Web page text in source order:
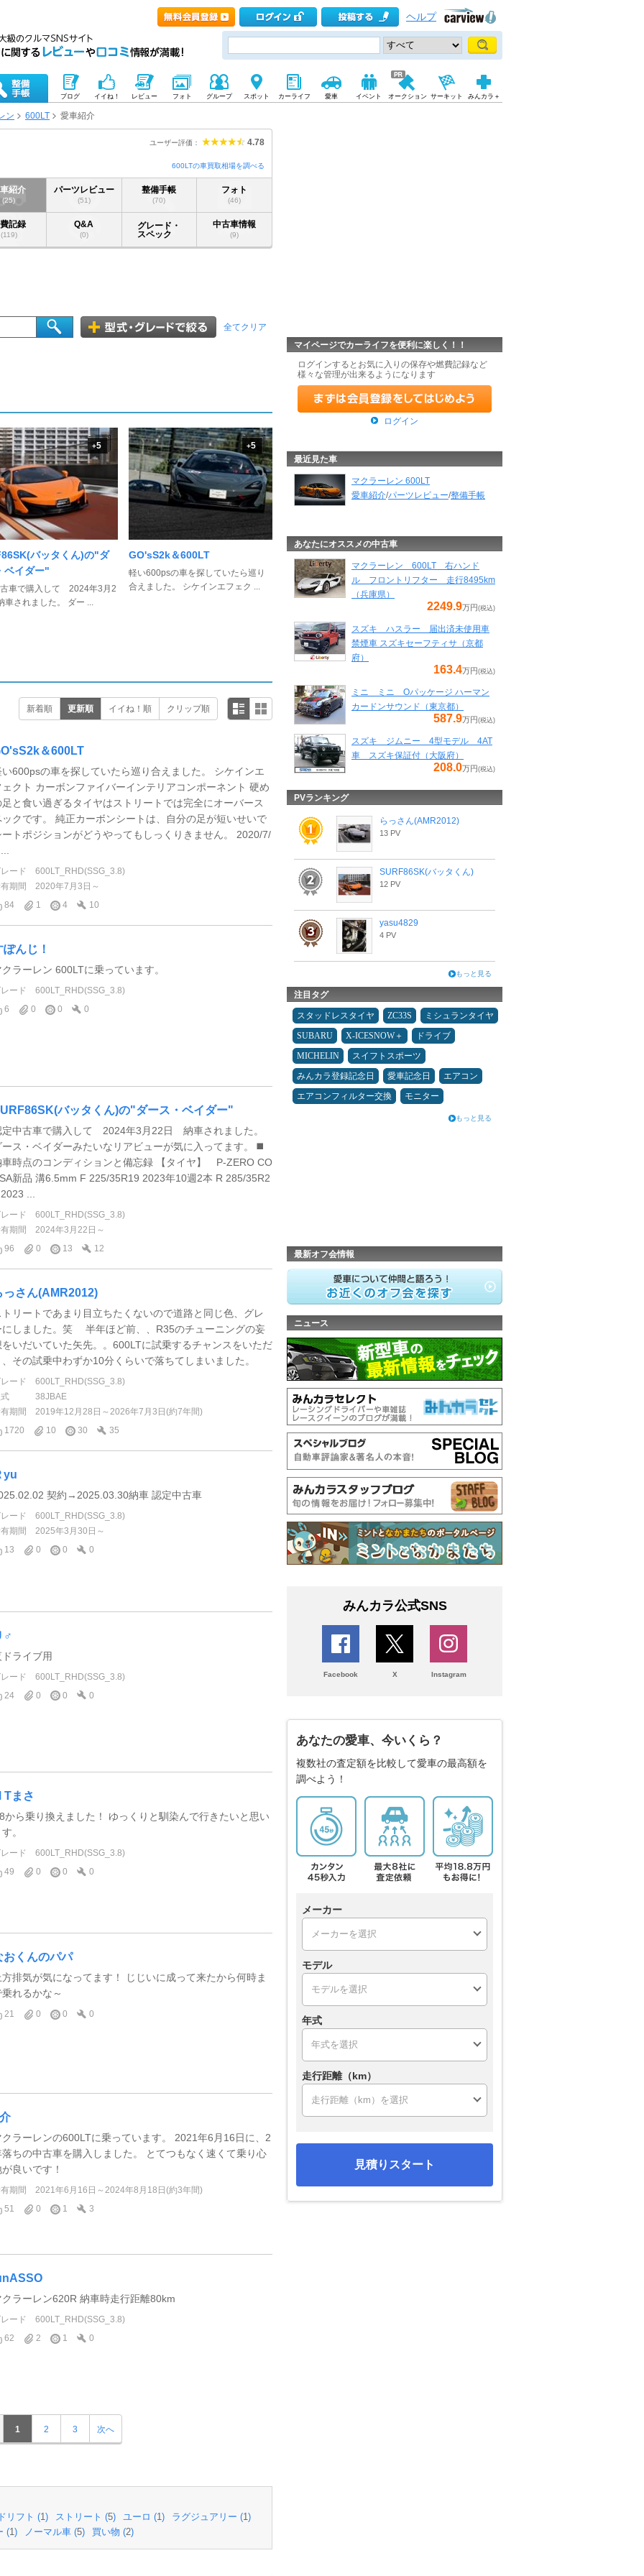
ヘルプ
ブログ イイね！ レビュー フォト グループ スポット カーライフ 愛車 イベント オークション サーキット みんカラ＋
ン 600LT 愛車紹介
ユーザー評価： 4.78
600LTの車買取相場を調べる
紹介
(25)
パーツレビュー
(51)
整備手帳
(70)
フォト
(46)
記録
(119)
Q&A
(0)
グレード・
スペック
中古車情報
(9)
全てクリア
+5
バッタくん)の"ダ
ベイダー"
車で購入して 2024年3月2
されました。 ダー ...
+5
GO'sS2k＆600LT
軽い600psの車を探していたら巡り
合えました。 シケインエフェク ...
新着順 更新順 イイね！順 クリップ順
＆600LT
い600psの車を探していたら巡り合えました。 シケインエ
ェクト カーボンファイバーインテリアコンポーネント 硬め
足と食い過ぎるタイヤはストリートでは完全にオーバース
ックです。 純正カーボンシートは、自分の足が短いせいで
ートポジションがどうやってもしっくりきません。 2020/7/
ード
600LT_RHD(SSG_3.8)
期間
2020年7月3日～
84
1 4 10
ぽんじ！
クラーレン 600LTに乗っています。
ード
600LT_RHD(SSG_3.8)
6
0 0 0
バッタくん)の"ダース・ベイダー"
定中古車で購入して 2024年3月22日 納車されました。
ース・ベイダーみたいなリアビューが気に入ってます。 ◼️
車時点のコンディションと備忘録 【タイヤ】 P-ZERO CO
新品 溝6.5mm F 225/35R19 2023年10週2本 R 285/35R2
...
ード
600LT_RHD(SSG_3.8)
期間
2024年3月22日～
96
0 13 12
っさん(AMR2012)
トリートであまり目立ちたくないので道路と同じ色、グレ
にしました。笑 半年ほど前、、R35のチューニングの妄
をいだいていた矢先。。600LTに試乗するチャンスをいただ
、その試乗中わずか10分くらいで落ちてしまいました。
ード
600LT_RHD(SSG_3.8)
38JBAE
期間
2019年12月28日～2026年7月3日(約7年間)
1720
10 30 35
yu
契約→2025.03.30納車 認定中古車
ード
600LT_RHD(SSG_3.8)
期間
2025年3月30日～
13
0 0 0
♂
ドライブ用
ード
600LT_RHD(SSG_3.8)
24
0 0 0
Tまさ
から乗り換えました！ ゆっくりと馴染んで行きたいと思い
。
ード
600LT_RHD(SSG_3.8)
49
0 0 0
おくんのパパ
方排気が気になってます！ じじいに成って来たから何時ま
乗れるかな～
21 0 0 0
クラーレンの600LTに乗っています。 2021年6月16日に、2
落ちの中古車を購入しました。 とてつもなく速くて乗り心
良いです！
期間
2021年6月16日～2024年8月18日(約3年間)
51
0 1 3
クラーレン620R 納車時走行距離80km
ード
600LT_RHD(SSG_3.8)
62
2 1 0
1 2 3 次へ
リフト (1) ストリート (5) ユーロ (1) ラグジュアリー (1)
(1) ノーマル車 (5) 買い物 (2)
マイページでカーライフを便利に楽しく！！
ログインするとお気に入りの保存や燃費記録など
様々な管理が出来るようになります
ログイン
最近見た車
マクラーレン 600LT
愛車紹介/パーツレビュー/整備手帳
あなたにオススメの中古車
マクラーレン 600LT 右ハンド
ル フロントリフター 走行8495km
（兵庫県）
2249.9万円 (税込)
スズキ ハスラー 届出済未使用車
禁煙車 スズキセーフティサ（京都
府）
163.4万円 (税込)
ミニ ミニ Oパッケージ ハーマン
カードンサウンド（東京都）
587.9万円 (税込)
スズキ ジムニー 4型モデル 4AT
車 スズキ保証付（大阪府）
208.0万円 (税込)
PVランキング
らっさん(AMR2012)
13 PV
SURF86SK(バッタくん)
12 PV
yasu4829
4 PV
もっと見る
注目タグ
スタッドレスタイヤ ZC33S
ミシュランタイヤ
SUBARU
X-ICESNOW＋
ドライブ
MICHELIN
スイフトスポーツ
みんカラ登録記念日
愛車記念日
エアコン
エアコンフィルター交換
モニター
もっと見る
最新オフ会情報
ニュース
みんカラ公式SNS
Facebook X Instagram
あなたの愛車、今いくら？
複数社の査定額を比較して愛車の最高額を
調べよう！
メーカー
モデル
年式
走行距離（km）
見積りスタート